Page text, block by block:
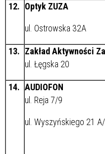
12. Optyk ZUZA
ul. Ostrowska 32A
13. Zakład Aktywności
ul. Łęgska 20
14. AUDIOFON
ul. Reja 7/9
ul. Wyszyńskiego 21